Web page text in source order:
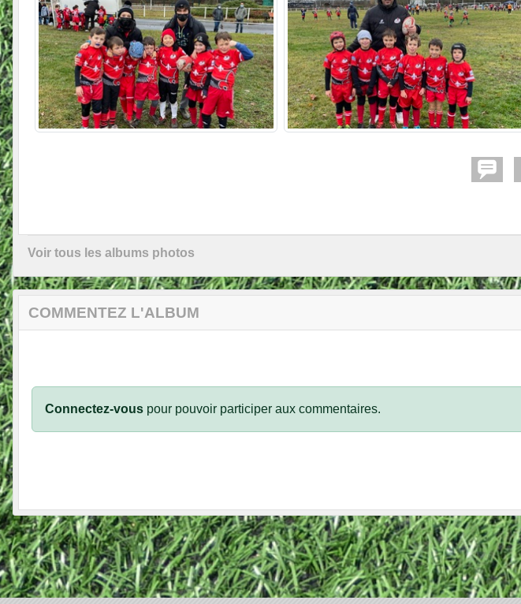
Voir tous les albums photos
COMMENTEZ L'ALBUM
Connectez-vous pour pouvoir participer aux commentaires.